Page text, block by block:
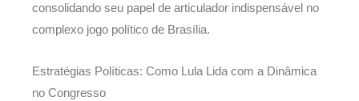
consolidando seu papel de articulador indispensável no
complexo jogo político de Brasília.
Estratégias Políticas: Como Lula Lida com a Dinâmica
no Congresso